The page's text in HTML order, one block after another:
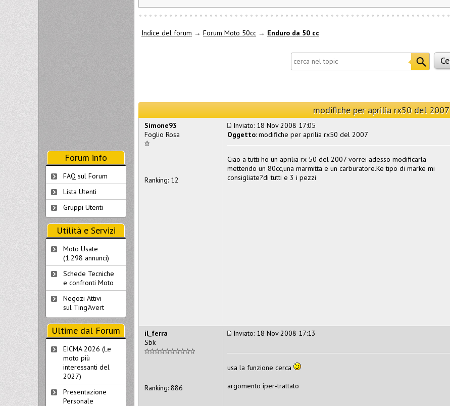
Indice del forum → Forum Moto 50cc → Enduro da 50 cc
modifiche per aprilia rx50 del 2007
Inviato: 18 Nov 2008 17:05
Oggetto: modifiche per aprilia rx50 del 2007
Ciao a tutti ho un aprilia rx 50 del 2007 vorrei adesso modificarla
mettendo un 80cc,una marmitta e un carburatore.Ke tipo di marke mi
consigliate?di tutti e 3 i pezzi
Simone93
Foglio Rosa
Ranking: 12
Inviato: 18 Nov 2008 17:13
usa la funzione cerca
argomento iper-trattato
il_ferra
Sbk
Ranking: 886
Forum info
FAQ sul Forum
Lista Utenti
Gruppi Utenti
Utilità e Servizi
Moto Usate
(1.298 annunci)
Schede Tecniche
e confronti Moto
Negozi Attivi
sul Ting'Avert
Ultime dal Forum
EICMA 2026 (Le
moto più
interessanti del
2027)
Presentazione
Personale